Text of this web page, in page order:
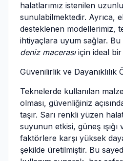
halatlarımız istenilen
sunulabilmektedir. Ayrıca,
desteklenen modellerimiz,
ihtiyaçlara uyum sağlar.
deniz macerasıiçin ideal
Güvenilirlik ve Dayanıklılık
Teknelerde kullanılan
olması, güvenliğiniz
taşır. Sarı renkli yüzen
suyunun etkisi, güneş
faktörlere karşı yüksek
şekilde üretilmiştir. Bu